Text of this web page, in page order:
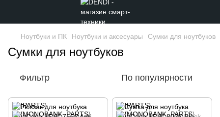
Ноутбуки и ПК Ноутбуки и аксесуары Сумки для ноутбуков
Сумки для ноутбуков
Фильтр По популярности